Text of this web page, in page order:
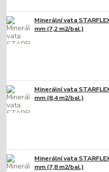
Minerální vata
mm (7,2 m2/bal.)
Minerální vata
mm (8,4 m2/bal.)
Minerální vata
mm (7,8 m2/bal.)